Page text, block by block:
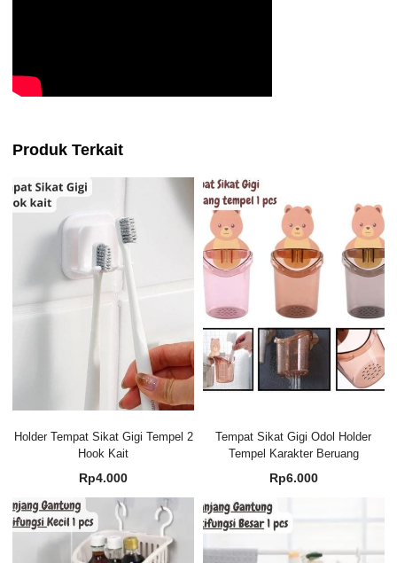
Produk Terkait
Holder Tempat Sikat Gigi Tempel 2
Hook Kait
Rp4.000
Tempat Sikat Gigi Odol Holder
Tempel Karakter Beruang
Rp6.000